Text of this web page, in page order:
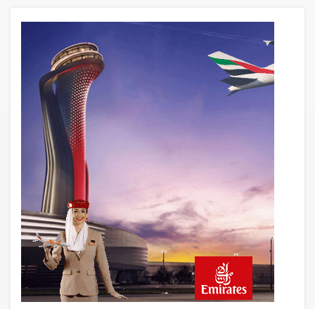
Aslıhan Güven, Airport Leader of the
Future Finalisti Oldu
19 saat önce
EasyJet, 5,7 Milyar Sterline Apollo’ya
Satılıyor
20 saat önce
Pilotlar, Teknisyenler, Kabin Ekipleri ve
Yer Hizmeti Çalışanları Gazeteci Olmaya
Çalışıyor!
22 saat önce
BookingAgora’dan Dubai’ye iki FAM Trip